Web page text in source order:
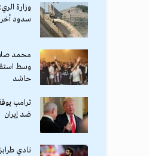
وزارة
سدود
محمد
وسط
حاشد
ترامب
ضد إيران
نادي